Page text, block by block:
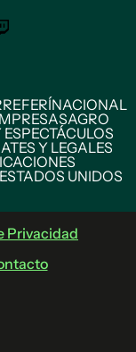
REFERÍNACIONAL
AGRO
Y LEGALES
ESTADOS UNIDOS
Privacidad